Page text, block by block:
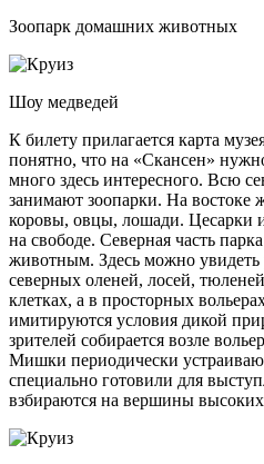
Зоопарк домашних животных
Шоу медведей
К билету прилагается карта
понятно, что на «Скансен»
много здесь интересного. Всю
занимают зоопарки. На
коровы, овцы, лошади. Цесарки
на свободе. Северная часть
животным. Здесь можно увидеть
северных оленей, лосей,
клетках, а в просторных
имитируются условия дикой
зрителей собирается возле
Мишки периодически
специально готовили для
взбираются на вершины высоких